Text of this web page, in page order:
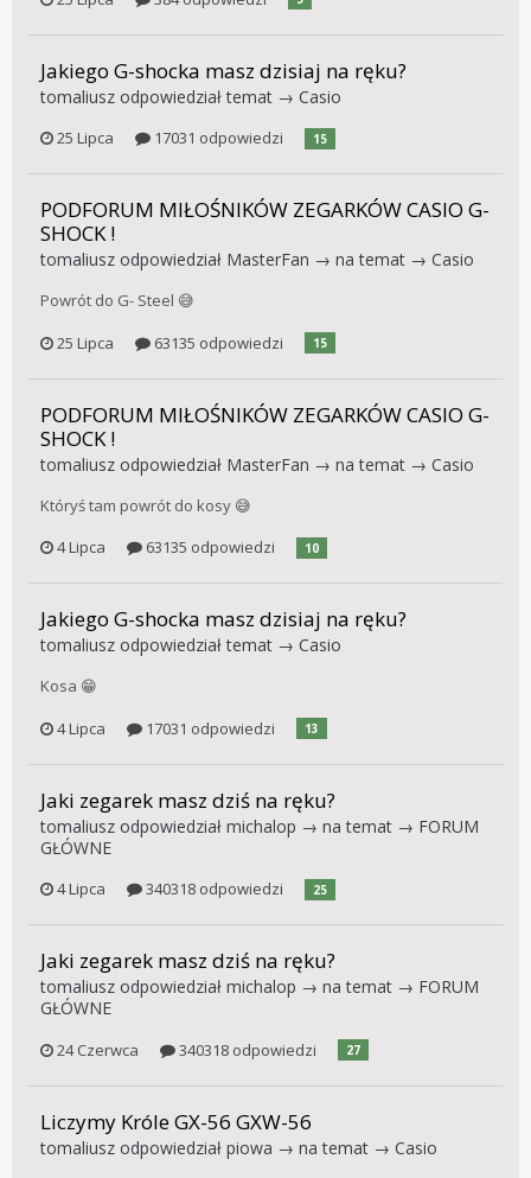
Jakiego G-shocka masz dzisiaj na ręku?
tomaliusz odpowiedział temat → Casio
25 Lipca 17031 odpowiedzi 15
PODFORUM MIŁOŚNIKÓW ZEGARKÓW CASIO G-
SHOCK !
tomaliusz odpowiedział MasterFan → na temat → Casio
Powrót do G- Steel 😅
25 Lipca
63135 odpowiedzi 15
PODFORUM MIŁOŚNIKÓW ZEGARKÓW CASIO G-
SHOCK !
tomaliusz odpowiedział MasterFan → na temat → Casio
Któryś tam powrót do kosy 😅
4 Lipca
63135 odpowiedzi 10
Jakiego G-shocka masz dzisiaj na ręku?
tomaliusz odpowiedział temat → Casio
Kosa 😁
4 Lipca
17031 odpowiedzi 13
Jaki zegarek masz dziś na ręku?
tomaliusz odpowiedział michalop → na temat → FORUM
GŁÓWNE
4 Lipca 340318 odpowiedzi 25
Jaki zegarek masz dziś na ręku?
tomaliusz odpowiedział michalop → na temat → FORUM
GŁÓWNE
24 Czerwca 340318 odpowiedzi 27
Liczymy Króle GX-56 GXW-56
tomaliusz odpowiedział piowa → na temat → Casio